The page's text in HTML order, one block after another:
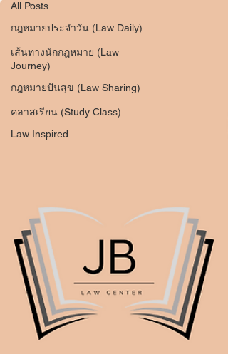
All Posts
กฎหมายประจำวัน (Law Daily)
เส้นทางนักกฎหมาย (Law
Journey)
กฎหมายปันสุข (Law Sharing)
คลาสเรียน (Study Class)
Law Inspired